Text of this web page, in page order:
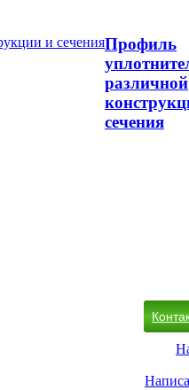
Профиль
различной
сечения